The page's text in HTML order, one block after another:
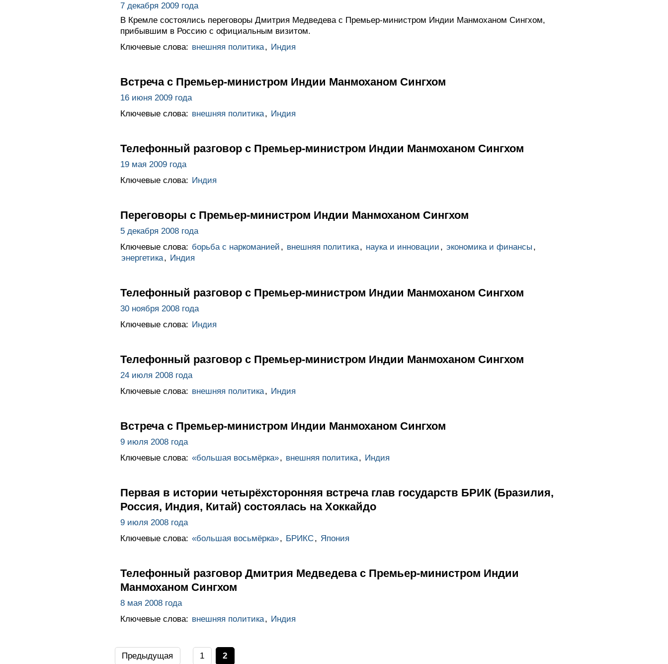
7 декабря 2009 года
В Кремле состоялись переговоры Дмитрия Медведева с Премьер-министром Индии Манмоханом Сингхом,
прибывшим в Россию с официальным визитом.
Ключевые слова: внешняя политика, Индия
Встреча с Премьер-министром Индии Манмоханом Сингхом
16 июня 2009 года
Ключевые слова: внешняя политика, Индия
Телефонный разговор с Премьер-министром Индии Манмоханом Сингхом
19 мая 2009 года
Ключевые слова: Индия
Переговоры с Премьер-министром Индии Манмоханом Сингхом
5 декабря 2008 года
Ключевые слова: борьба с наркоманией , внешняя политика, наука и инновации , экономика и финансы ,
энергетика, Индия
Телефонный разговор с Премьер-министром Индии Манмоханом Сингхом
30 ноября 2008 года
Ключевые слова: Индия
Телефонный разговор с Премьер-министром Индии Манмоханом Сингхом
24 июля 2008 года
Ключевые слова: внешняя политика, Индия
Встреча с Премьер-министром Индии Манмоханом Сингхом
9 июля 2008 года
Ключевые слова: «большая восьмёрка», внешняя политика, Индия
Первая в истории четырёхсторонняя встреча глав государств БРИК (Бразилия,
Россия, Индия, Китай) состоялась на Хоккайдо
9 июля 2008 года
Ключевые слова: «большая восьмёрка», БРИКС, Япония
Телефонный разговор Дмитрия Медведева с Премьер-министром Индии
Манмоханом Сингхом
8 мая 2008 года
Ключевые слова: внешняя политика, Индия
Предыдущая 1 2